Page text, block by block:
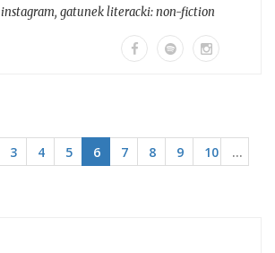
instagram, gatunek literacki:non-fiction
3 4 5 6 7 8 9 10
…